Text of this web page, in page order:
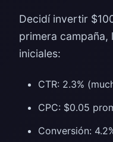
Decidí invertir
primera
iniciales:
CTR: 2.3%
CPC: $0.05
Conversión: